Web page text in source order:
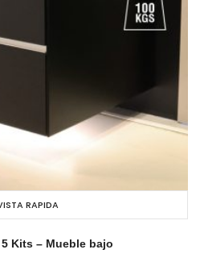
RAPIDA
Kits – Mueble bajo